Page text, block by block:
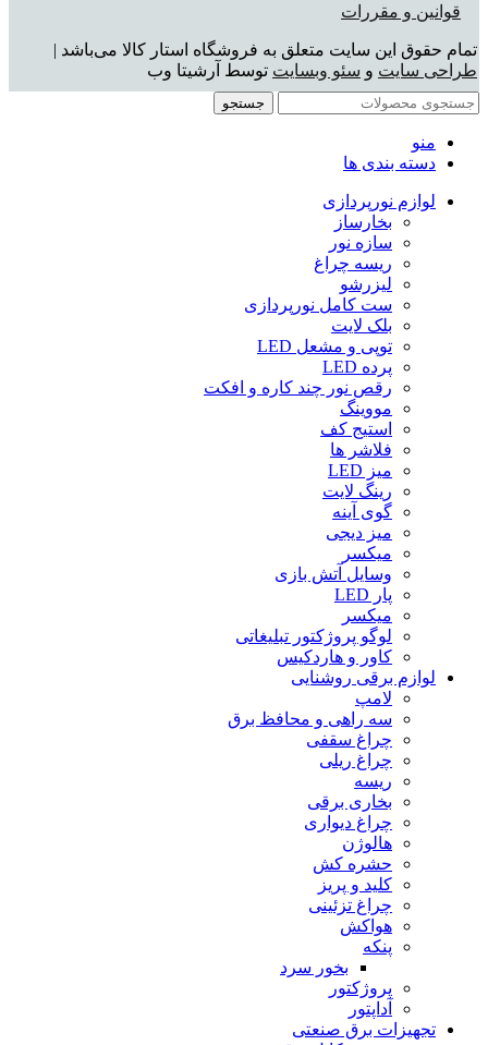
قوانین و مقررات
تمام حقوق این سایت متعلق به فروشگاه استار کالا می‌باشد |
طراحی سایت و سئو وبسایت توسط آرشیتا وب
جستجو
منو
دسته بندی ها
لوازم نورپردازی
بخارساز
سازه نور
ریسه چراغ
لیزرشو
ست کامل نورپردازی
بلک لایت
توپی و مشعل LED
پرده LED
رقص نور چند کاره و افکت
مووینگ
استیج کف
فلاشر ها
میز LED
رینگ لایت
گوی آینه
میز دیجی
میکسر
وسایل آتش بازی
پار LED
میکسر
لوگو پروژکتور تبلیغاتی
کاور و هاردکیس
لوازم برقی روشنایی
لامپ
سه راهى و محافظ برق
چراغ سقفى
چراغ ریلى
ریسه
بخارى برقى
چراغ دیوارى
هالوژن
حشره کش
کلید و پریز
چراغ تزئینى
هواکش
پنکه
بخور سرد
پروژکتور
آداپتور
تجهیزات برق صنعتی